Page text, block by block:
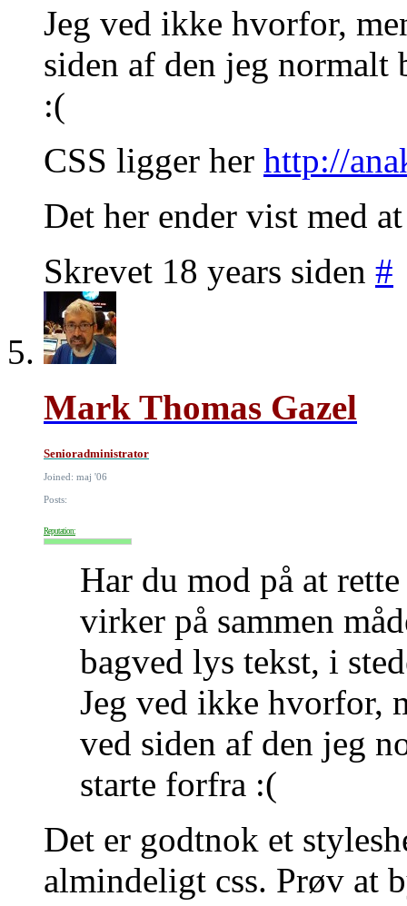
Jeg ved ikke hvorfor,
siden af den jeg normalt
:(
CSS ligger her http://
Det her ender vist med
Skrevet 18 years siden #
Mark Thomas Gazel
Senioradministrator
Joined: maj '06
Posts:
Reputation:
Har du mod på at
virker på sammen
bagved lys tekst, i
Jeg ved ikke hvorfor,
ved siden af den jeg
starte forfra :(
Det er godtnok et
almindeligt css. Prøv at